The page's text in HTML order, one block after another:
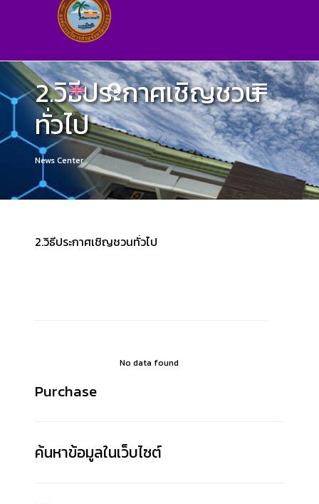
2.วิธีประกาศเชิญชวน
ทั่วไป
News Center
2.วิธีประกาศเชิญชวนทั่วไป
No data found
Purchase
ค้นหาข้อมูลในเว็บไซต์